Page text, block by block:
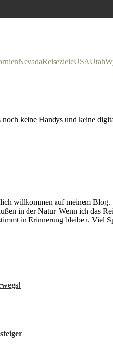
NevadaReisezieleUSAUtah
keine Handys und keine
willkommen auf meinem Blog.
in der Natur. Wenn ich das
in Erinnerung bleiben. Viel